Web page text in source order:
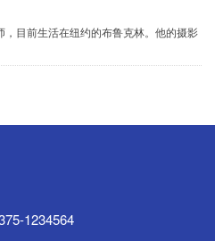
目前生活在纽约的布鲁克林。他的摄影
1234564